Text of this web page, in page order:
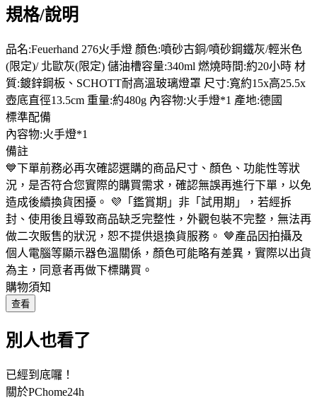
規格/說明
品名:Feuerhand 276火手燈 顏色:噴砂古銅/噴砂鋼鐵灰/輕米色
(限定)/ 北歐灰(限定) 儲油槽容量:340ml 燃燒時間:約20小時 材
質:鍍鋅鋼板、SCHOTT耐高溫玻璃燈罩 尺寸:寬約15x高25.5x
壺底直徑13.5cm 重量:約480g 內容物:火手燈*1 產地:德國
標準配備
內容物:火手燈*1
備註
💙下單前務必再次確認選購的商品尺寸、顏色、功能性等狀
況，是否符合您實際的購買需求，確認無誤再進行下單，以免
造成後續換貨困擾。 💜「鑑賞期」非「試用期」，若經拆
封、使用後且導致商品缺乏完整性，外觀包裝不完整，無法再
做二次販售的狀況，恕不提供退換貨服務。 🤎產品因拍攝及
個人電腦等顯示器色溫關係，顏色可能略有差異，實際以出貨
為主，同意者再做下標購買。
購物須知
查看
別人也看了
已經到底囉！
關於PChome24h